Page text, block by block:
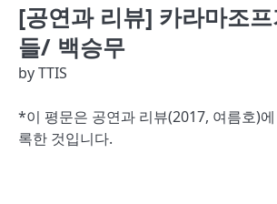
[공연과 리뷰] 카라마조
들/ 백승무
byTTIS
*이 평문은 공연과 리뷰(2017, 여름호)
록한 것입니다.